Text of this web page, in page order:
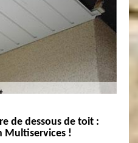
de dessous de toit :
Multiservices !